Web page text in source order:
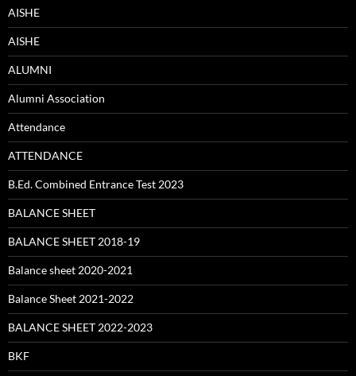
AISHE
AISHE
ALUMNI
Alumni Association
Attendance
ATTENDANCE
B.Ed. Combined Entrance Test 2023
BALANCE SHEET
BALANCE SHEET 2018-19
Balance sheet 2020-2021
Balance Sheet 2021-2022
BALANCE SHEET 2022-2023
BKF